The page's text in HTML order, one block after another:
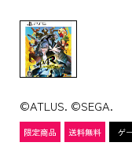
©ATLUS. ©SEGA.